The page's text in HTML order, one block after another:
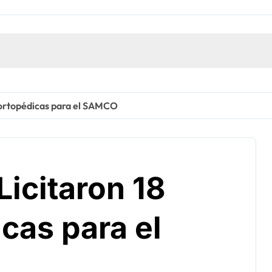
para el SAMCO
18
para el